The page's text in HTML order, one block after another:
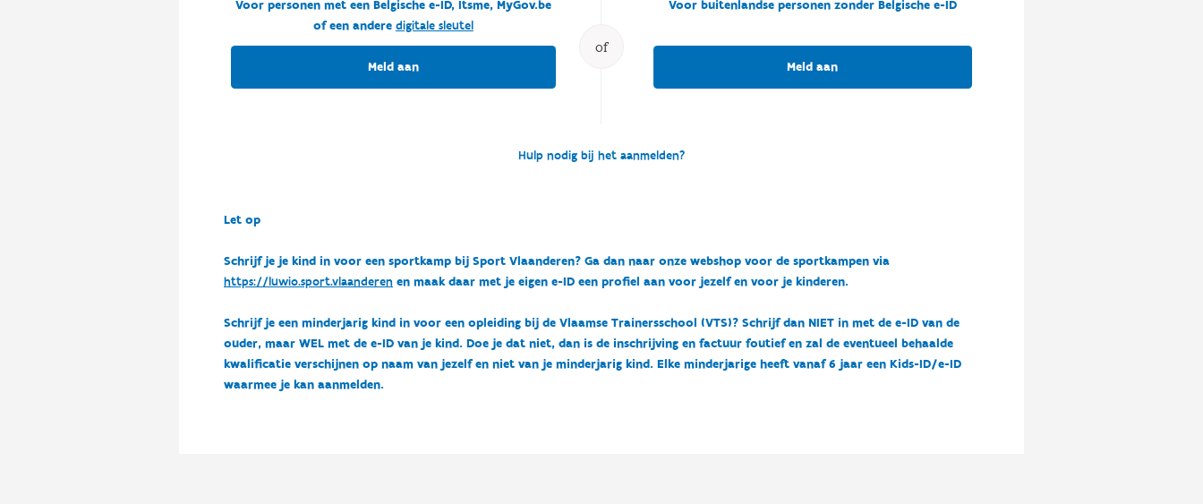
of
Voor personen met een Belgische e-ID, Itsme, MyGov.be
of een andere digitale sleutel
Meld aan
Voor buitenlandse personen zonder Belgische e-ID
Meld aan
Hulp nodig bij het aanmelden?
Let op
Schrijf je je kind in voor een sportkamp bij Sport Vlaanderen? Ga dan naar onze webshop voor de sportkampen via
https://luwio.sport.vlaanderenen maak daar met je eigen e-ID een profiel aan voor jezelf en voor je kinderen.
Schrijf je een minderjarig kind in voor een opleiding bij de Vlaamse Trainersschool (VTS)? Schrijf dan NIET in met de e-ID van de
ouder, maar WEL met de e-ID van je kind. Doe je dat niet, dan is de inschrijving en factuur foutief en zal de eventueel behaalde
kwalificatie verschijnen op naam van jezelf en niet van je minderjarig kind. Elke minderjarige heeft vanaf 6 jaar een Kids-ID/e-ID
waarmee je kan aanmelden.